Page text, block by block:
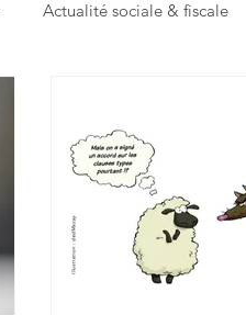
Actualité sociale & fiscale